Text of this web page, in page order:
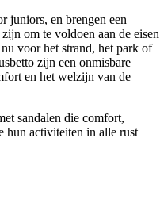
juniors, en brengen een
om te voldoen aan de eisen
voor het strand, het park of
zijn een onmisbare
en het welzijn van de
sandalen die comfort,
hun activiteiten in alle rust